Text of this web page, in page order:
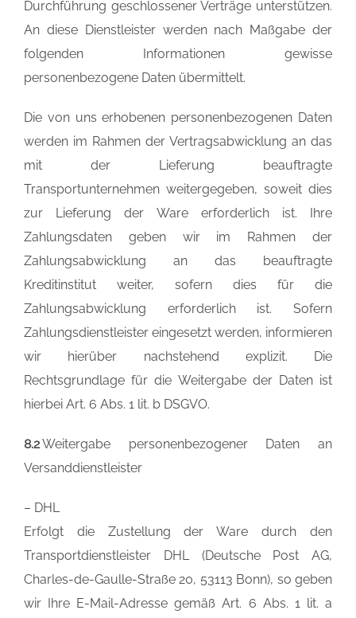
Durchführung geschlossener Verträge unterstützen.
An diese Dienstleister werden nach Maßgabe der
folgenden Informationen gewisse
personenbezogene Daten übermittelt.
Die von uns erhobenen personenbezogenen Daten
werden im Rahmen der Vertragsabwicklung an das
mit der Lieferung beauftragte
Transportunternehmen weitergegeben, soweit dies
zur Lieferung der Ware erforderlich ist. Ihre
Zahlungsdaten geben wir im Rahmen der
Zahlungsabwicklung an das beauftragte
Kreditinstitut weiter, sofern dies für die
Zahlungsabwicklung erforderlich ist. Sofern
Zahlungsdienstleister eingesetzt werden, informieren
wir hierüber nachstehend explizit. Die
Rechtsgrundlage für die Weitergabe der Daten ist
hierbei Art. 6 Abs. 1 lit. b DSGVO.
8.2Weitergabe personenbezogener Daten an
Versanddienstleister
– DHL
Erfolgt die Zustellung der Ware durch den
Transportdienstleister DHL (Deutsche Post AG,
Charles-de-Gaulle-Straße 20, 53113 Bonn), so geben
wir Ihre E-Mail-Adresse gemäß Art. 6 Abs. 1 lit. a